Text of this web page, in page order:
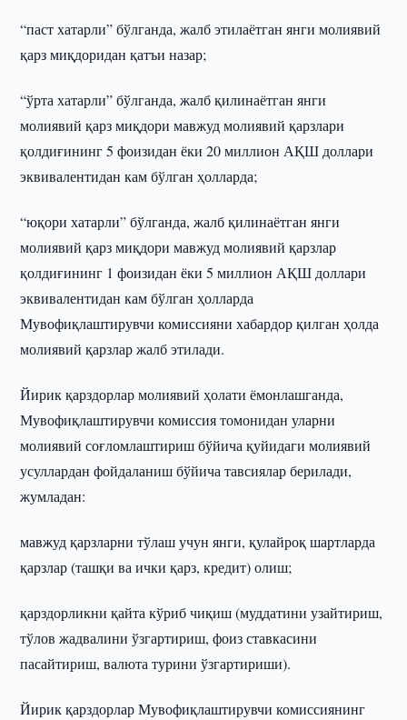
“паст хатарли” бўлганда, жалб этилаётган янги молиявий
қарз миқдоридан қатъи назар;
“ўрта хатарли” бўлганда, жалб қилинаётган янги
молиявий қарз миқдори мавжуд молиявий қарзлари
қолдиғининг 5 фоизидан ёки 20 миллион АҚШ доллари
эквивалентидан кам бўлган ҳолларда;
“юқори хатарли” бўлганда, жалб қилинаётган янги
молиявий қарз миқдори мавжуд молиявий қарзлар
қолдиғининг 1 фоизидан ёки 5 миллион АҚШ доллари
эквивалентидан кам бўлган ҳолларда
Мувофиқлаштирувчи комиссияни хабардор қилган ҳолда
молиявий қарзлар жалб этилади.
Йирик қарздорлар молиявий ҳолати ёмонлашганда,
Мувофиқлаштирувчи комиссия томонидан уларни
молиявий соғломлаштириш бўйича қуйидаги молиявий
усуллардан фойдаланиш бўйича тавсиялар берилади,
жумладан:
мавжуд қарзларни тўлаш учун янги, қулайроқ шартларда
қарзлар (ташқи ва ички қарз, кредит) олиш;
қарздорликни қайта кўриб чиқиш (муддатини узайтириш,
тўлов жадвалини ўзгартириш, фоиз ставкасини
пасайтириш, валюта турини ўзгартириши).
Йирик қарздорлар Мувофиқлаштирувчи комиссиянинг